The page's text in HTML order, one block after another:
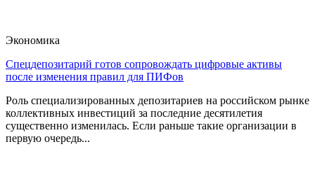
Экономика
Спецдепозитарий готов сопровождать цифровые активы
после изменения правил для ПИФов
Роль специализированных депозитариев на российском рынке
коллективных инвестиций за последние десятилетия
существенно изменилась. Если раньше такие организации в
первую очередь...